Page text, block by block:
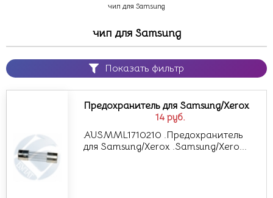
чип для Samsung
чип для Samsung
Показать фильтр
14 руб.
Предохранитель для Samsung/Xerox
AUSMML1710210 .Предохранитель
для Samsung/Xerox .Samsung/Xero...